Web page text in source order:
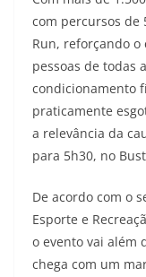
com percursos de
Run, reforçando
pessoas de todas
condicionamento
praticamente
a relevância da
para 5h30, no
De acordo com o
Esporte e
o evento vai além
chega com um